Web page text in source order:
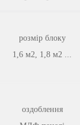
розмір блоку
1,6 м2, 1,8 м2 ...
оздоблення